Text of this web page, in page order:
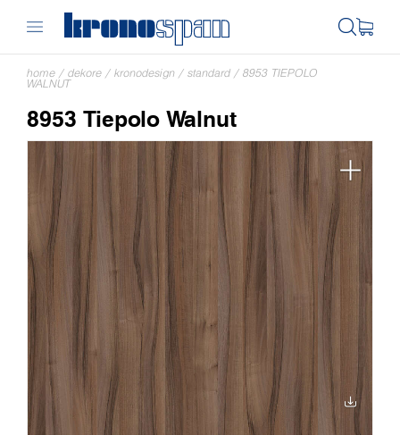
home / dekore / kronodesign / standard / 8953 TIEPOLO
WALNUT
8953 Tiepolo Walnut